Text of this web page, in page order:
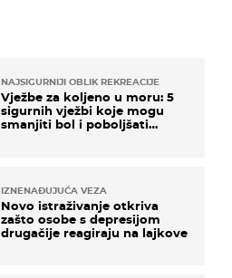
NAJSIGURNIJI OBLIK REKREACIJE
Vježbe za koljeno u moru: 5
sigurnih vježbi koje mogu
smanjiti bol i poboljšati
IZNENAĐUJUĆA VEZA
Novo istraživanje otkriva
zašto osobe s depresijom
drugačije reagiraju na lajkove